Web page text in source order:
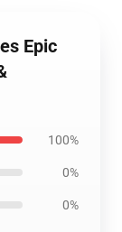
Epic
100%
0%
0%